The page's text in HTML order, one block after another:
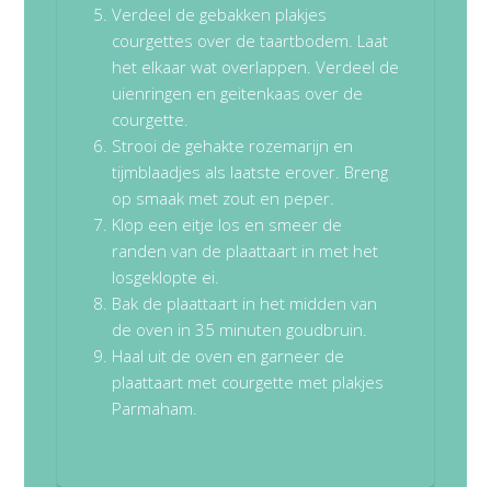
Verdeel de gebakken plakjes
courgettes over de taartbodem. Laat
het elkaar wat overlappen. Verdeel de
uienringen en geitenkaas over de
courgette.
Strooi de gehakte rozemarijn en
tijmblaadjes als laatste erover. Breng
op smaak met zout en peper.
Klop een eitje los en smeer de
randen van de plaattaart in met het
losgeklopte ei.
Bak de plaattaart in het midden van
de oven in 35 minuten goudbruin.
Haal uit de oven en garneer de
plaattaart met courgette met plakjes
Parmaham.